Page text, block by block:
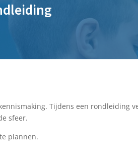
Tijdens een rondleiding
sfeer.
plannen.